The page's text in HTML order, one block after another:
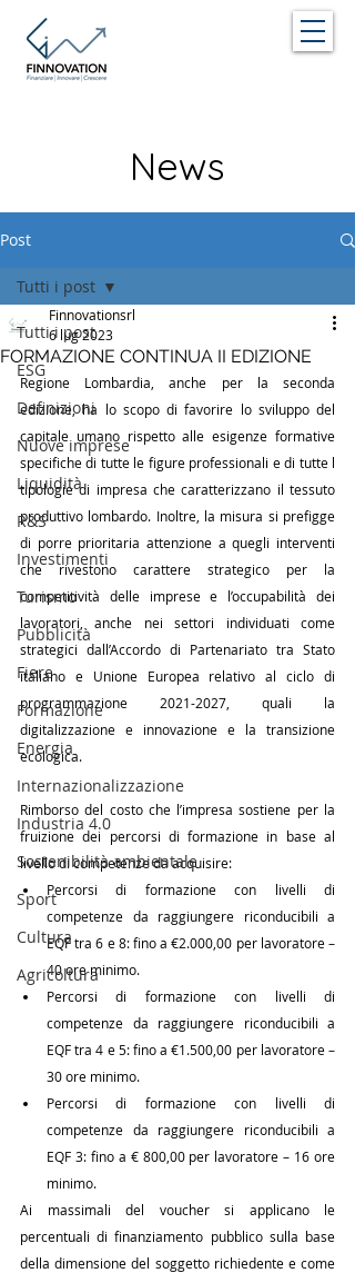
News
Post
Tutti i post
ESG
Definizioni
Nuove imprese
Liquidità
R&S
Investimenti
Turismo
Pubblicità
Fiere
Formazione
Energia
Internazionalizzazione
Industria 4.0
Sostenibilità ambientale
Sport
Cultura
Agricoltura
Tutti i post
FORMAZIONE CONTINUA II EDIZIONE
Finnovationsrl
6 lug 2023
Regione Lombardia, anche per la seconda
edizione, ha lo scopo di favorire lo sviluppo del
capitale umano rispetto alle esigenze formative
specifiche di tutte le figure professionali e di tutte l
tipologie di impresa che caratterizzano il tessuto
produttivo lombardo. Inoltre, la misura si prefigge
di porre prioritaria attenzione a quegli interventi
che rivestono carattere strategico per la
competitività delle imprese e l’occupabilità dei
lavoratori, anche nei settori individuati come
strategici dall’Accordo di Partenariato tra Stato
italiano e Unione Europea relativo al ciclo di
programmazione 2021-2027, quali la
digitalizzazione e innovazione e la transizione
ecologica.
Rimborso del costo che l’impresa sostiene per la
fruizione dei percorsi di formazione in base al
livello di competenze da acquisire:
Percorsi di formazione con livelli di
competenze da raggiungere riconducibili a
EQF tra 6 e 8: fino a €2.000,00 per lavoratore –
40 ore minimo.
Percorsi di formazione con livelli di
competenze da raggiungere riconducibili a
EQF tra 4 e 5: fino a €1.500,00 per lavoratore –
30 ore minimo.
Percorsi di formazione con livelli di
competenze da raggiungere riconducibili a
EQF 3: fino a € 800,00 per lavoratore – 16 ore
minimo.
Ai massimali del voucher si applicano le
percentuali di finanziamento pubblico sulla base
della dimensione del soggetto richiedente e come